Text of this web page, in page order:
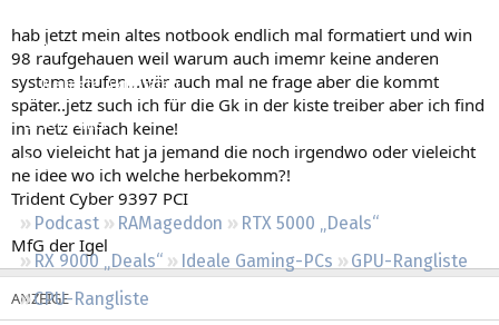
Neue Beiträge
Neueste Aktivitäten
Leserartikel
Regeln
Podcast RAMageddon
RTX 5000 „Deals“
RX 9000 „Deals“
Ideale Gaming-PCs
GPU-Rangliste
CPU-Rangliste
hab jetzt mein altes notbook endlich mal formatiert und win
98 raufgehauen weil warum auch imemr keine anderen
systeme laufen...wär auch mal ne frage aber die kommt
später..jetz such ich für die Gk in der kiste treiber aber ich find
im netz einfach keine!
also vieleicht hat ja jemand die noch irgendwo oder vieleicht
ne idee wo ich welche herbekomm?!
Trident Cyber 9397 PCI
MfG der Igel